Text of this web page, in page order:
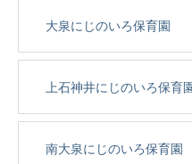
大泉にじのいろ保育園
上石神井にじのいろ保育
南大泉にじのいろ保育園